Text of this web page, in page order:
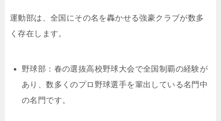
運動部は、全国にその名を轟かせる強豪クラブが数多
く存在します。
野球部：春の選抜高校野球大会で全国制覇の経験が
あり、数多くのプロ野球選手を輩出している名門中
の名門です。